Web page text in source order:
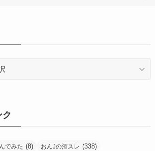
でみた (8) おんJの酒スレ (338)